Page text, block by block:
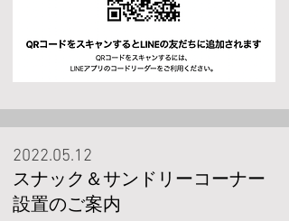
2022.05.12
スナック＆サンドリーコーナー
設置のご案内